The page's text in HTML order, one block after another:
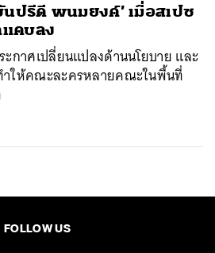
ปรีดี พนมยงค์’ เมื่อสเปซ
คบลง
กาศเปลี่ยนแปลงด้านนโยบาย และ
ำให้คณะละครหลายคณะในพื้นที่
FOLLOW US